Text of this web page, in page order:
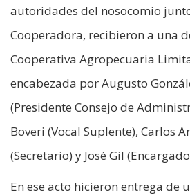
autoridades del nosocomio
Cooperadora, recibieron a una
Cooperativa Agropecuaria
encabezada por Augusto
(Presidente Consejo de
Boveri (Vocal Suplente), Carlos
(Secretario) y José Gil
En ese acto hicieron entrega de